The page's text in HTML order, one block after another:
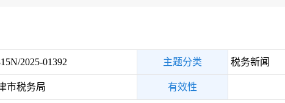
2025-01392 主题分类 税务新闻
市税务局 有效性